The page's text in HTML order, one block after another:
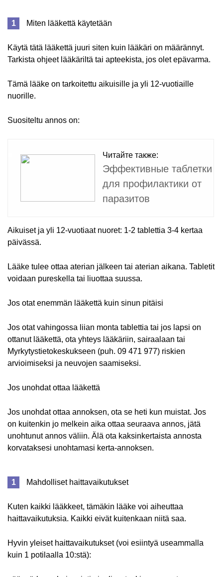
Miten lääkettä käytetään
Käytä tätä lääkettä juuri siten kuin lääkäri on määrännyt.
Tarkista ohjeet lääkäriltä tai apteekista, jos olet epävarma.
Tämä lääke on tarkoitettu aikuisille ja yli 12-vuotiaille
nuorille.
Suositeltu annos on:
Читайте также:
Эффективные таблетки
для профилактики от
паразитов
Aikuiset ja yli 12-vuotiaat nuoret: 1-2 tablettia 3-4 kertaa
päivässä.
Lääke tulee ottaa aterian jälkeen tai aterian aikana. Tabletit
voidaan pureskella tai liuottaa suussa.
Jos otat enemmän lääkettä kuin sinun pitäisi
Jos otat vahingossa liian monta tablettia tai jos lapsi on
ottanut lääkettä, ota yhteys lääkäriin, sairaalaan tai
Myrkytystietokeskukseen (puh. 09 471 977) riskien
arvioimiseksi ja neuvojen saamiseksi.
Jos unohdat ottaa lääkettä
Jos unohdat ottaa annoksen, ota se heti kun muistat. Jos
on kuitenkin jo melkein aika ottaa seuraava annos, jätä
unohtunut annos väliin. Älä ota kaksinkertaista annosta
korvataksesi unohtamasi kerta-annoksen.
Mahdolliset haittavaikutukset
Kuten kaikki lääkkeet, tämäkin lääke voi aiheuttaa
haittavaikutuksia. Kaikki eivät kuitenkaan niitä saa.
Hyvin yleiset haittavaikutukset (voi esiintyä useammalla
kuin 1 potilaalla 10:stä):